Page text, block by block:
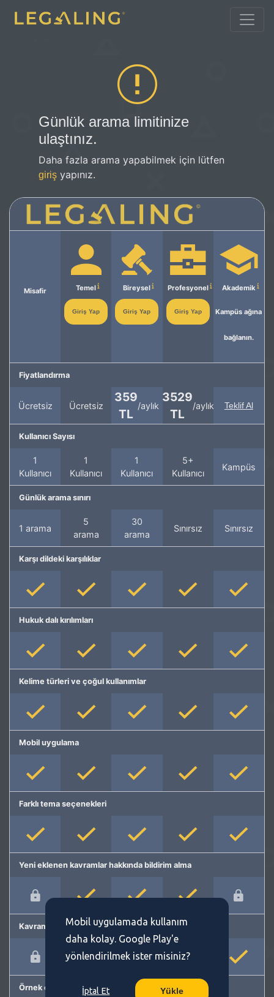
Günlük arama limitinize
ulaştınız.
Daha fazla arama yapabilmek için lütfen
giriş yapınız.
Misafir Temel
Giriş Yap
Bireysel
Giriş Yap
Profesyonel
Giriş Yap
Akademik
Kampüs ağına
bağlanın.
Fiyatlandırma
Ücretsiz Ücretsiz
359
TL
/aylık
3529
TL
/aylık Teklif Al
Kullanıcı Sayısı
1
Kullanıcı
1
Kullanıcı
1
Kullanıcı
5+
Kullanıcı
Kampüs
Günlük arama sınırı
1 arama
5
arama
30
arama
Sınırsız Sınırsız
Karşı dildeki karşılıklar
Hukuk dalı kırılımları
Kelime türleri ve çoğul kullanımlar
Mobil uygulama
Farklı tema seçenekleri
Yeni eklenen kavramlar hakkında bildirim alma
Kavram önerme
Örnek cümleler
Mobil uygulamada kullanım
daha kolay. Google Play'e
yönlendirilmek ister misiniz?
İptal Et Yükle